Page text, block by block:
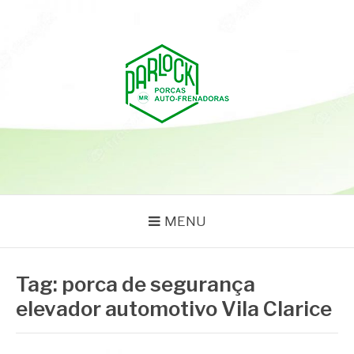
MENU
Tag: porca de segurança
elevador automotivo Vila Clarice